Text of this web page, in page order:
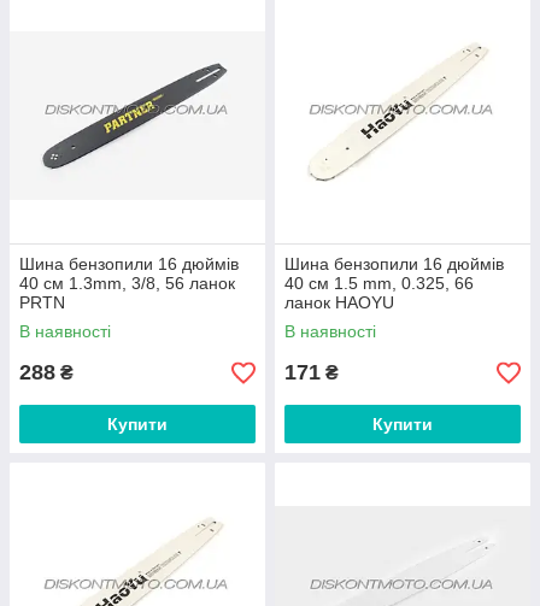
Шина бензопили 16 дюймів
40 см 1.3mm, 3/8, 56 ланок
PRTN
В наявності
288 ₴
Купити
Шина бензопили 16 дюймів
40 см 1.5 mm, 0.325, 66
ланок HAOYU
В наявності
171 ₴
Купити